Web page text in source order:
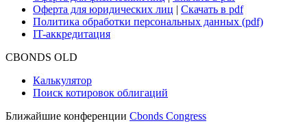
Оферта для юридических лиц | Скачать в pdf
Политика обработки персональных данных (pdf)
IT-аккредитация
CBONDS OLD
Калькулятор
Поиск котировок облигаций
Ближайшие конференции Cbonds Congress